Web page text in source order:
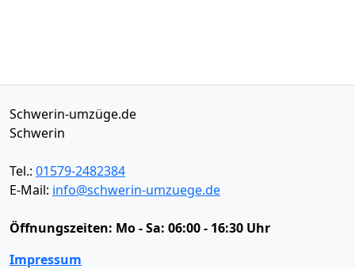
Schwerin-umzüge.de
Schwerin
Tel.: 01579-2482384
E-Mail: info@schwerin-umzuege.de
Öffnungszeiten: Mo - Sa: 06:00 - 16:30 Uhr
Impressum